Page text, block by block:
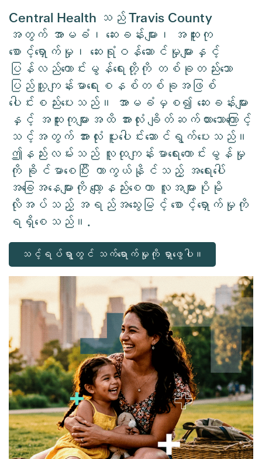
Central Health သည် Travis County
အတွက် အာမခံ၊ ဆေးခန်းများ၊ အထူးကု
စောင့်ရှောက်မှု၊ ဆေးရုံဝန်ဆောင်မှုများနှင့်
ပြန်လည်ကောင်းမွန်ရေးတို့ကို တစ်ခုတည်းသော
ပြည်သူ့ကျန်းမာရေးစနစ်တစ်ခုအဖြစ်
ပေါင်းစည်းပေးသည်။ အာမခံမှစ၍ ဆေးခန်းများ
နှင့် အထူးကုများအထိ အားလုံး ချိတ်ဆက်ထားသောကြောင့်
သင့်အတွက် အားလုံး ပူးပေါင်းဆောင်ရွက်ပေးသည်။
ဤနည်းလမ်းသည် လူထုကျန်းမာရေးကောင်းမွန်မှု
ကို ခိုင်မာစေပြီး ကာကွယ်နိုင်သည့် အရေးပေါ်
အခြေအနေများကို လျော့နည်းစေကာ လူအများပိုမို
လိုအပ်သည့် အရည်အသွေးမြင့် စောင့်ရှောက်မှုကို
ရရှိစေသည်။.
သင့်ရပ်ရွာတွင် သက်ရောက်မှုကို ရှာဖွေပါ။